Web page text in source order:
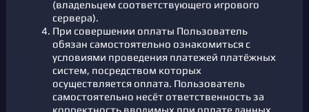
(владельцем соответствующего игрового
сервера).
При совершении оплаты Пользователь
обязан самостоятельно ознакомиться с
условиями проведения платежей платёжных
систем, посредством которых
осуществляется оплата. Пользователь
самостоятельно несёт ответственность за